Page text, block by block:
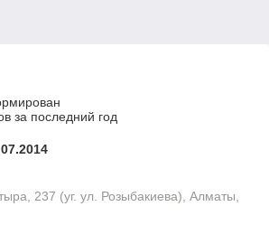
за последний год
237 (уг. ул. Розыбакиева), Алматы,